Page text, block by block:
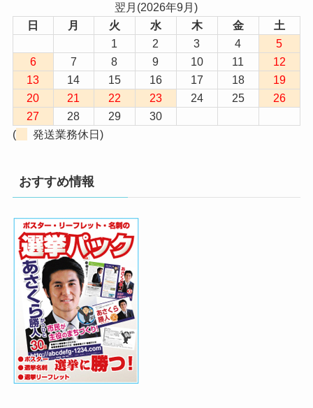
翌月(2026年9月)
日
月 火 水 木 金
土
1
2 3 4
5
6
7 8 9 10 11
12
13
14 15 16 17 18
19
20
21 22 23 24 25
26
27
28 29
30
(
発送業務休日)
おすすめ情報